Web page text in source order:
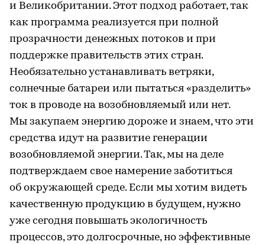
и Великобритании. Этот подход работает, так
как программа реализуется при полной
прозрачности денежных потоков и при
поддержке правительств этих стран.
Необязательно устанавливать ветряки,
солнечные батареи или пытаться «разделить»
ток в проводе на возобновляемый или нет.
Мы закупаем энергию дороже и знаем, что эти
средства идут на развитие генерации
возобновляемой энергии. Так, мы на деле
подтверждаем свое намерение заботиться
об окружающей среде. Если мы хотим видеть
качественную продукцию в будущем, нужно
уже сегодня повышать экологичность
процессов, это долгосрочные, но эффективные